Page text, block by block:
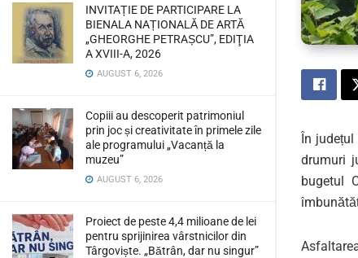
INVITAȚIE DE PARTICIPARE LA
BIENALA NAȚIONALĂ DE ARTĂ
„GHEORGHE PETRAȘCU”, EDIŢIA
A XVIII-A, 2026
AUGUST 6, 2026
Copiii au descoperit patrimoniul
prin joc și creativitate în primele zile
ale programului „Vacanță la
muzeu”
AUGUST 6, 2026
Proiect de peste 4,4 milioane de lei
pentru sprijinirea vârstnicilor din
Târgoviște. „Bătrân, dar nu singur”
În
drumuri
bugetul